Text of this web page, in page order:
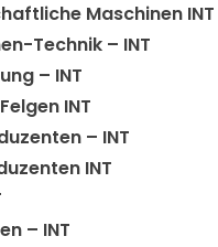
Maschinen INT
Technik – INT
– INT
INT
– INT
INT
– INT